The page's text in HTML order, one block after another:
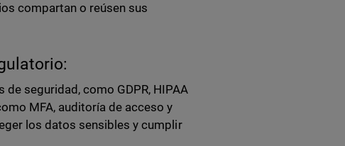
compartan o reúsen sus
seguridad, como GDPR, HIPAA
MFA, auditoría de acceso y
los datos sensibles y cumplir